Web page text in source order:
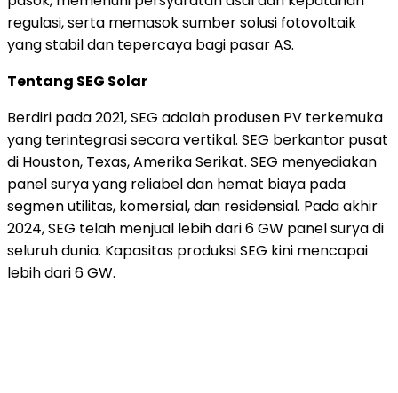
regulasi, serta memasok sumber solusi fotovoltaik
yang stabil dan tepercaya bagi pasar AS.
Tentang SEG Solar
Berdiri pada 2021, SEG adalah produsen PV terkemuka
yang terintegrasi secara vertikal. SEG berkantor pusat
di Houston, Texas, Amerika Serikat. SEG menyediakan
panel surya yang reliabel dan hemat biaya pada
segmen utilitas, komersial, dan residensial. Pada akhir
2024, SEG telah menjual lebih dari 6 GW panel surya di
seluruh dunia. Kapasitas produksi SEG kini mencapai
lebih dari 6 GW.